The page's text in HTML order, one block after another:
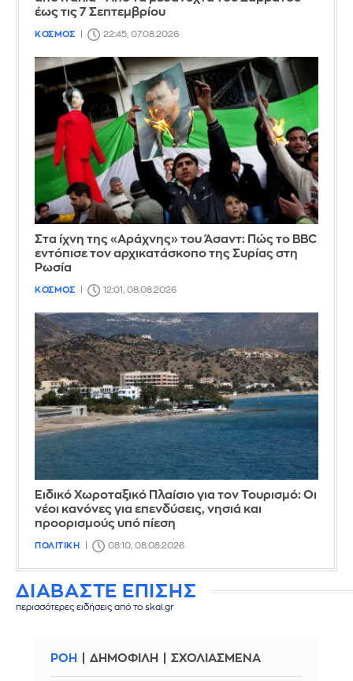
έως τις 7 Σεπτεμβρίου
ΚΟΣΜΟΣ 22:45, 07.08.2026
Στα ίχνη της «Αράχνης» του Άσαντ: Πώς το BBC
εντόπισε τον αρχικατάσκοπο της Συρίας στη
Ρωσία
ΚΟΣΜΟΣ 12:01, 08.08.2026
Ειδικό Χωροταξικό Πλαίσιο για τον Τουρισμό: Οι
νέοι κανόνες για επενδύσεις, νησιά και
προορισμούς υπό πίεση
ΠΟΛΙΤΙΚΗ 08:10, 08.08.2026
ΔΙΑΒΑΣΤΕ ΕΠΙΣΗΣ
περισσότερες ειδήσεις από το skai.gr
ΡΟΗ ΔΗΜΟΦΙΛΗ ΣΧΟΛΙΑΣΜΕΝΑ